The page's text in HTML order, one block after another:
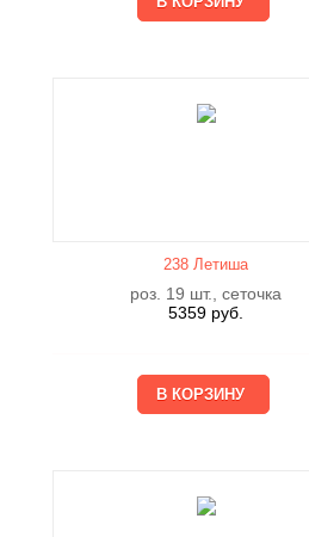
238 Летишa
роз. 19 шт., сеточка
5359 руб.